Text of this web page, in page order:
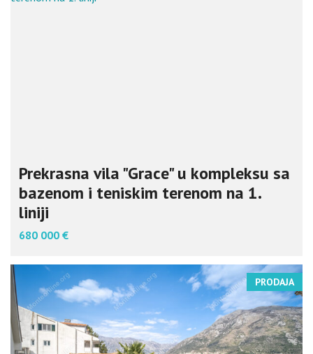
Prekrasna vila "Grace" u kompleksu sa
bazenom i teniskim terenom na 1.
liniji
680 000 €
PRODAJA